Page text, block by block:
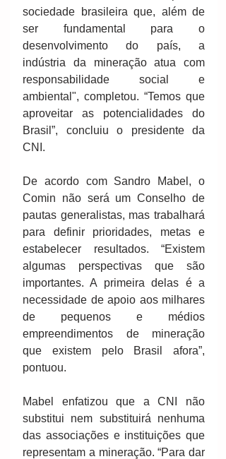
sociedade brasileira que, além de
ser fundamental para o
desenvolvimento do país, a
indústria da mineração atua com
responsabilidade social e
ambiental", completou. “Temos que
aproveitar as potencialidades do
Brasil”, concluiu o presidente da
CNI.
De acordo com Sandro Mabel, o
Comin não será um Conselho de
pautas generalistas, mas trabalhará
para definir prioridades, metas e
estabelecer resultados. “Existem
algumas perspectivas que são
importantes. A primeira delas é a
necessidade de apoio aos milhares
de pequenos e médios
empreendimentos de mineração
que existem pelo Brasil afora”,
pontuou.
Mabel enfatizou que a CNI não
substitui nem substituirá nenhuma
das associações e instituições que
representam a mineração. “Para dar